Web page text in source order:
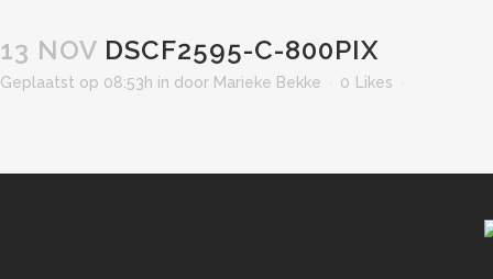
13 NOV DSCF2595-C-800PIX
Geplaatst op 08:53h in door Marieke Bekke 0 Likes